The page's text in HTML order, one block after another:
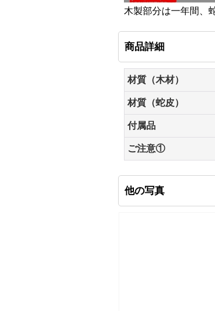
木製部分は一年間、
商品詳細
材質（木材）
材質（蛇皮）
付属品
ご注意①
他の写真